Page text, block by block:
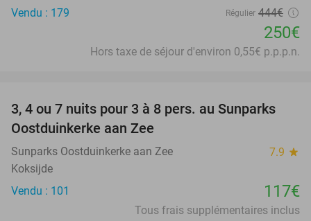
Vendu : 179
Régulier 444€
250€
Hors taxe de séjour d'environ 0,55€ p.p.p.n.
3, 4 ou 7 nuits pour 3 à 8 pers. au Sunparks
Oostduinkerke aan Zee
Sunparks Oostduinkerke aan Zee 7.9 star
Koksijde
Vendu : 101
117€
Tous frais supplémentaires inclus